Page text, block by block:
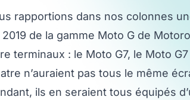
rapportions dans nos colonnes
de la gamme Moto G de
terminaux : le Moto G7, le Moto
n’auraient pas tous le même
ils en seraient tous équipés